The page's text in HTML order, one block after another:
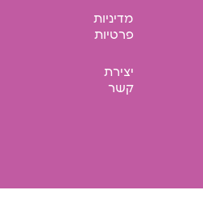
מדיניות
פרטיות
יצירת
קשר